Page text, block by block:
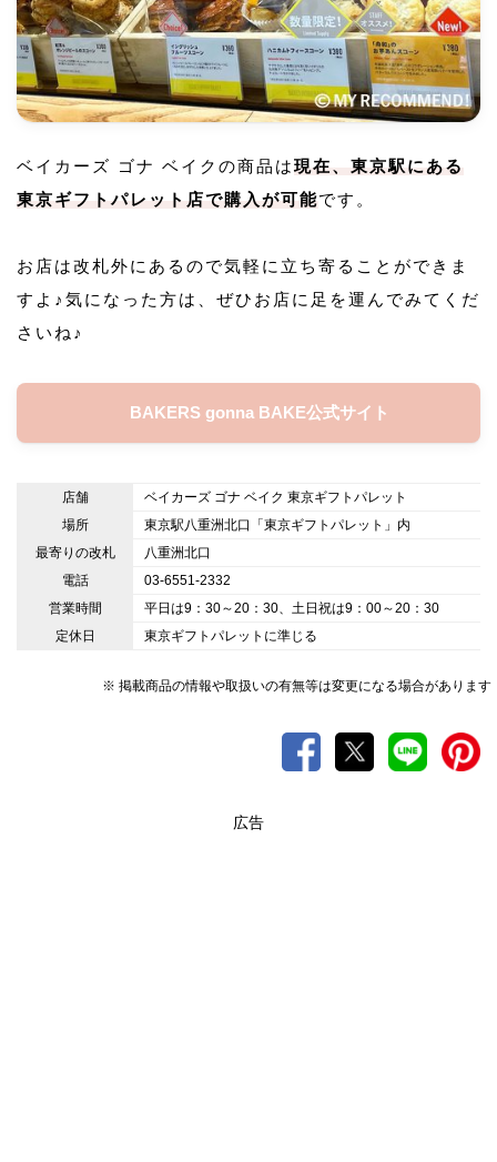
ベイカーズ ゴナ ベイクの商品は現在、東京駅にある
東京ギフトパレット店で購入が可能です。
お店は改札外にあるので気軽に立ち寄ることができま
すよ♪気になった方は、ぜひお店に足を運んでみてくだ
さいね♪
BAKERS gonna BAKE公式サイト
店舗
ベイカーズ ゴナ ベイク 東京ギフトパレット
場所
東京駅八重洲北口「東京ギフトパレット」内
最寄りの改札
八重洲北口
電話
03-6551-2332
営業時間
平日は9：30～20：30、土日祝は9：00～20：30
定休日
東京ギフトパレットに準じる
※ 掲載商品の情報や取扱いの有無等は変更になる場合があります
広告